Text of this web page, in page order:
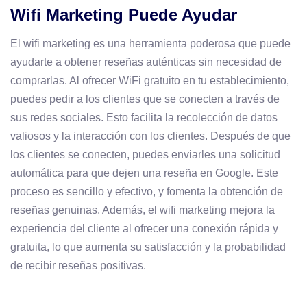
Wifi Marketing Puede Ayudar
El wifi marketing es una herramienta poderosa que puede
ayudarte a obtener reseñas auténticas sin necesidad de
comprarlas. Al ofrecer WiFi gratuito en tu establecimiento,
puedes pedir a los clientes que se conecten a través de
sus redes sociales. Esto facilita la recolección de datos
valiosos y la interacción con los clientes. Después de que
los clientes se conecten, puedes enviarles una solicitud
automática para que dejen una reseña en Google. Este
proceso es sencillo y efectivo, y fomenta la obtención de
reseñas genuinas. Además, el wifi marketing mejora la
experiencia del cliente al ofrecer una conexión rápida y
gratuita, lo que aumenta su satisfacción y la probabilidad
de recibir reseñas positivas.